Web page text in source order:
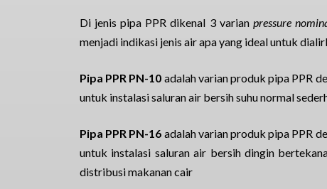
Di jenis pipa PPR dikenal 3 varian pressure
menjadi indikasi jenis air apa yang ideal untuk
Pipa PPR PN-10 adalah varian produk pipa PPR
untuk instalasi saluran air bersih suhu normal
Pipa PPR PN-16 adalah varian produk pipa PPR
untuk instalasi saluran air bersih dingin
distribusi makanan cair